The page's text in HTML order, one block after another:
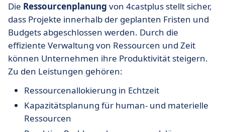
Die Ressourcenplanung von 4castplus stellt sicher,
dass Projekte innerhalb der geplanten Fristen und
Budgets abgeschlossen werden. Durch die
effiziente Verwaltung von Ressourcen und Zeit
können Unternehmen ihre Produktivität steigern.
Zu den Leistungen gehören:
Ressourcenallokierung in Echtzeit
Kapazitätsplanung für human- und materielle
Ressourcen